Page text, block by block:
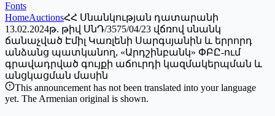
Fonts
HomeAuctionsՀՀ Սնանկության դատարանի
13.02.2024թ. թիվ ՍնԴ/3575/04/23 վճռով սնանկ
ճանաչված Էմիլ Կառլենի Սարգսյանին և երրորդ
անձանց պատկանող, «Արդշինբանկ» ՓԲԸ-ում
գրավադրված գույքի աճուրդի կազմակերպման և
անցկացման մասին
This announcement has not been translated into your language
yet. The Armenian original is shown.